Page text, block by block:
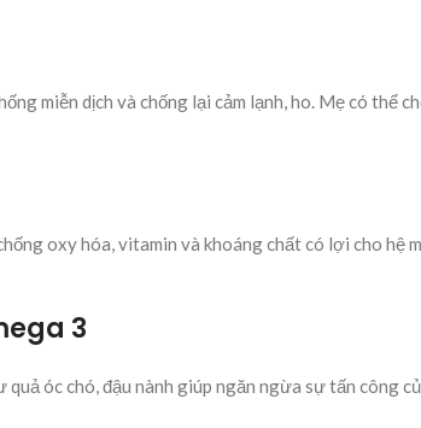
miễn dịch và chống lại cảm lạnh, ho. Mẹ có thể
oxy hóa, vitamin và khoáng chất có lợi cho hệ
3
óc chó, đậu nành giúp ngăn ngừa sự tấn công